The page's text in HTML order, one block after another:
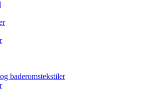
baderomstekstiler